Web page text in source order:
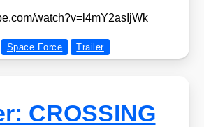
​w​a​t​c​h​?​v​=​l​4​m​Y​2​a​s​I​jWk
Space Force Trailer
CROSSING